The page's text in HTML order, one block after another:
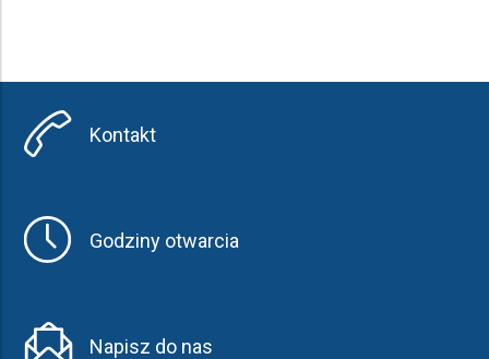
Kontakt
Godziny otwarcia
Napisz do nas